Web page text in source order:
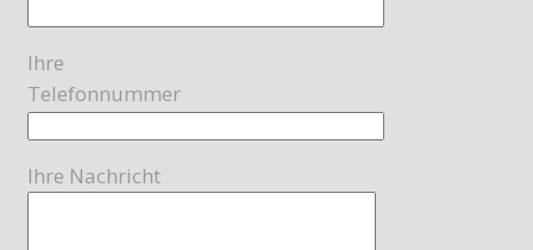
Ihre
Telefonnummer
Ihre Nachricht